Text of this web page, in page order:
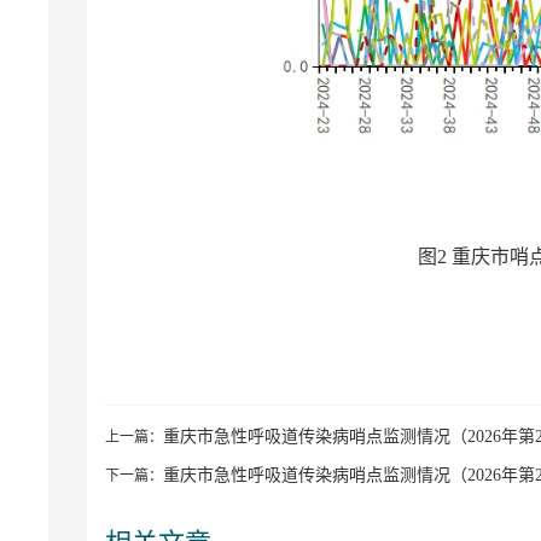
图2 重庆市哨
上一篇： 重庆市急性呼吸道传染病哨点监测情况（2026年第
下一篇： 重庆市急性呼吸道传染病哨点监测情况（2026年第